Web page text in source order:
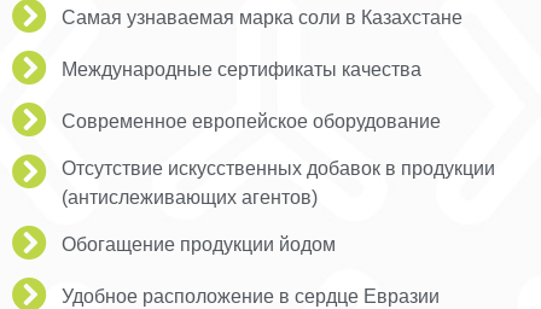
Самая узнаваемая марка соли в Казахстане
Международные сертификаты качества
Современное европейское оборудование
Отсутствие искусственных добавок в продукции
(антислеживающих агентов)
Обогащение продукции йодом
Удобное расположение в сердце Евразии